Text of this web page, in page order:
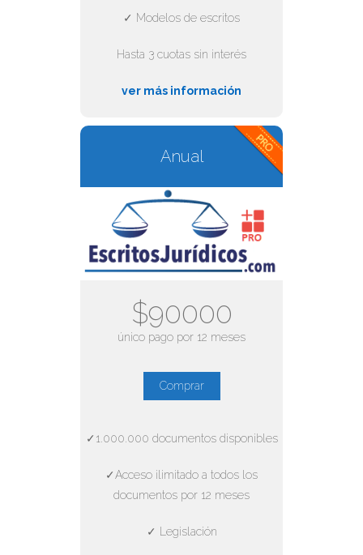
✓ Modelos de escritos
Hasta 3 cuotas sin interés
ver más información
Anual
$90000
único pago por 12 meses
Comprar
✓1.000.000 documentos disponibles
✓Acceso ilimitado a todos los
documentos por 12 meses
✓ Legislación